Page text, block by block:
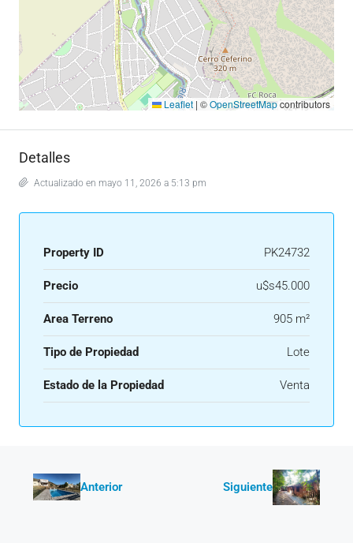
Leaflet | ©OpenStreetMapcontributors
Detalles
Actualizado en mayo 11, 2026 a 5:13 pm
Property ID PK24732
Precio u$s45.000
Area Terreno 905 m²
Tipo de Propiedad Lote
Estado de la Propiedad Venta
Anterior Siguiente